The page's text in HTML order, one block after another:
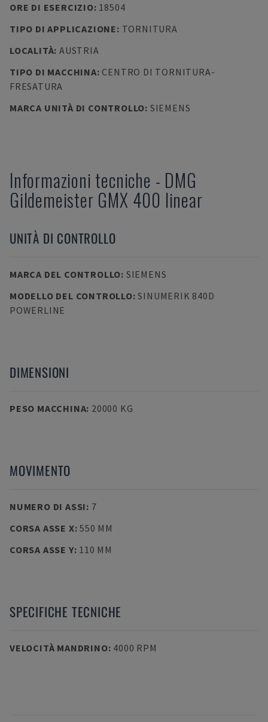
ORE DI ESERCIZIO: 18504
TIPO DI APPLICAZIONE: TORNITURA
LOCALITÀ: AUSTRIA
TIPO DI MACCHINA: CENTRO DI TORNITURA-
FRESATURA
MARCA UNITÀ DI CONTROLLO: SIEMENS
Informazioni tecniche - DMG
Gildemeister GMX 400 linear
UNITÀ DI CONTROLLO
MARCA DEL CONTROLLO: SIEMENS
MODELLO DEL CONTROLLO:SINUMERIK 840D
POWERLINE
DIMENSIONI
PESO MACCHINA: 20000 KG
MOVIMENTO
NUMERO DI ASSI: 7
CORSA ASSE X:550 MM
CORSA ASSE Y: 110 MM
SPECIFICHE TECNICHE
VELOCITÀ MANDRINO: 4000 RPM